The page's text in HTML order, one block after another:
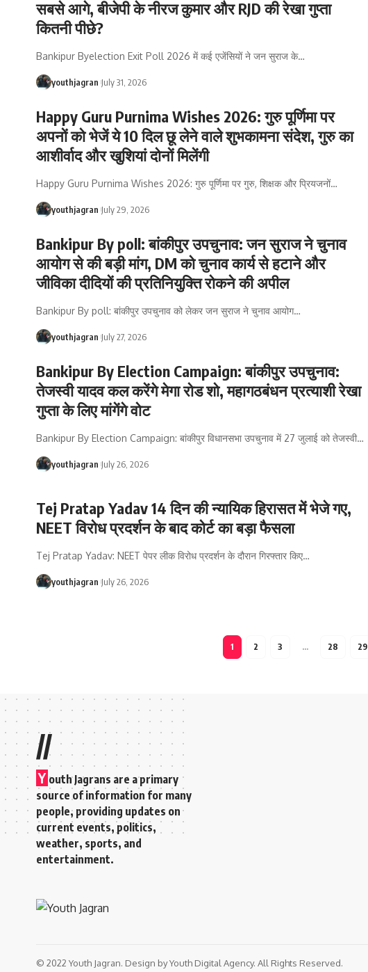
सबसे आगे, बीजेपी के नीरज कुमार और RJD की रेखा गुप्ता
कितनी पीछे?
Bankipur Byelection Exit Poll 2026 में कई एजेंसियों ने जन सुराज के…
youthjagran July 31, 2026
Happy Guru Purnima Wishes 2026: गुरु पूर्णिमा पर
अपनों को भेजें ये 10 दिल छू लेने वाले शुभकामना संदेश, गुरु का
आशीर्वाद और खुशियां दोनों मिलेंगी
Happy Guru Purnima Wishes 2026: गुरु पूर्णिमा पर गुरु, शिक्षक और प्रियजनों…
youthjagran July 29, 2026
Bankipur By poll: बांकीपुर उपचुनाव: जन सुराज ने चुनाव
आयोग से की बड़ी मांग, DM को चुनाव कार्य से हटाने और
जीविका दीदियों की प्रतिनियुक्ति रोकने की अपील
Bankipur By poll: बांकीपुर उपचुनाव को लेकर जन सुराज ने चुनाव आयोग…
youthjagran July 27, 2026
Bankipur By Election Campaign: बांकीपुर उपचुनाव:
तेजस्वी यादव कल करेंगे मेगा रोड शो, महागठबंधन प्रत्याशी रेखा
गुप्ता के लिए मांगेंगे वोट
Bankipur By Election Campaign: बांकीपुर विधानसभा उपचुनाव में 27 जुलाई को तेजस्वी…
youthjagran July 26, 2026
Tej Pratap Yadav 14 दिन की न्यायिक हिरासत में भेजे गए,
NEET विरोध प्रदर्शन के बाद कोर्ट का बड़ा फैसला
Tej Pratap Yadav: NEET पेपर लीक विरोध प्रदर्शन के दौरान गिरफ्तार किए…
youthjagran July 26, 2026
1 2 3 … 28 29
//
Y outh Jagrans are a primary
source of information for many
people, providing updates on
current events, politics,
weather, sports, and
entertainment.
© 2022 Youth Jagran. Design by Youth Digital Agency. All Rights Reserved.